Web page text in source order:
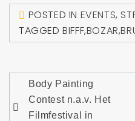
POSTED IN EVENTS,
TAGGEDBIFFF,BOZAR,
Bericht
navigatie
Body Painting
Contest n.a.v. Het
Filmfestival in